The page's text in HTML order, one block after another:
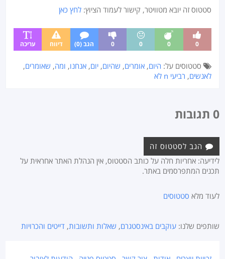
סטטוס זה יובא מטוויטר, קישור לעמוד הציוץ:לחץ כאן
0
0
0
0 הגב (0) דיווח עריכה
סטטוסים על: היום,אומרים, שהיום,יום,אנחנו, ומה, שאומרים,
לאנשים, רביעי n לא
0 תגובות
הגב לסטטוס זה
לידיעה: אחריות חלה על כותב הסטטוס, אין הנהלת האתר אחראית על
תכנים המתפרסמים באתר.
לעוד מלא סטטוסים
שותפים שלנו:עוקבים באינסטגרם, שאלות ותשובות, דייטים והכרויות